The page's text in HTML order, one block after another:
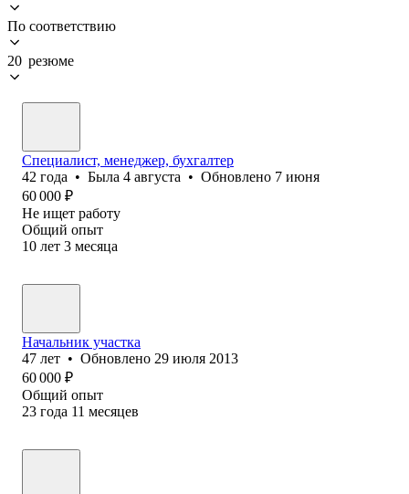
По соответствию
20 резюме
Специалист, менеджер, бухгалтер
42 года • Была 4 августа • Обновлено 7 июня
60 000 ₽
Не ищет работу
Общий опыт
10 лет 3 месяца
Начальник участка
47 лет • Обновлено 29 июля 2013
60 000 ₽
Общий опыт
23 года 11 месяцев